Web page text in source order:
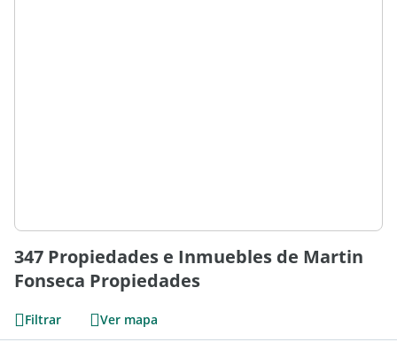
347 Propiedades e Inmuebles de Martin
Fonseca Propiedades
Filtrar Ver mapa